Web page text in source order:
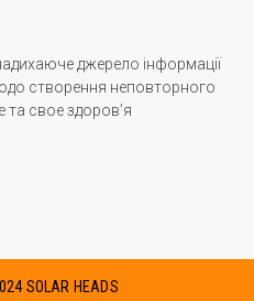
джерело інформації
створення неповторного
та свое здоров’я
SOLAR HEADS